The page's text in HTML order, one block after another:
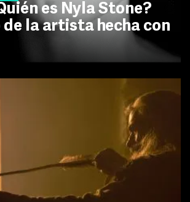
es Nyla Stone?
la artista hecha con